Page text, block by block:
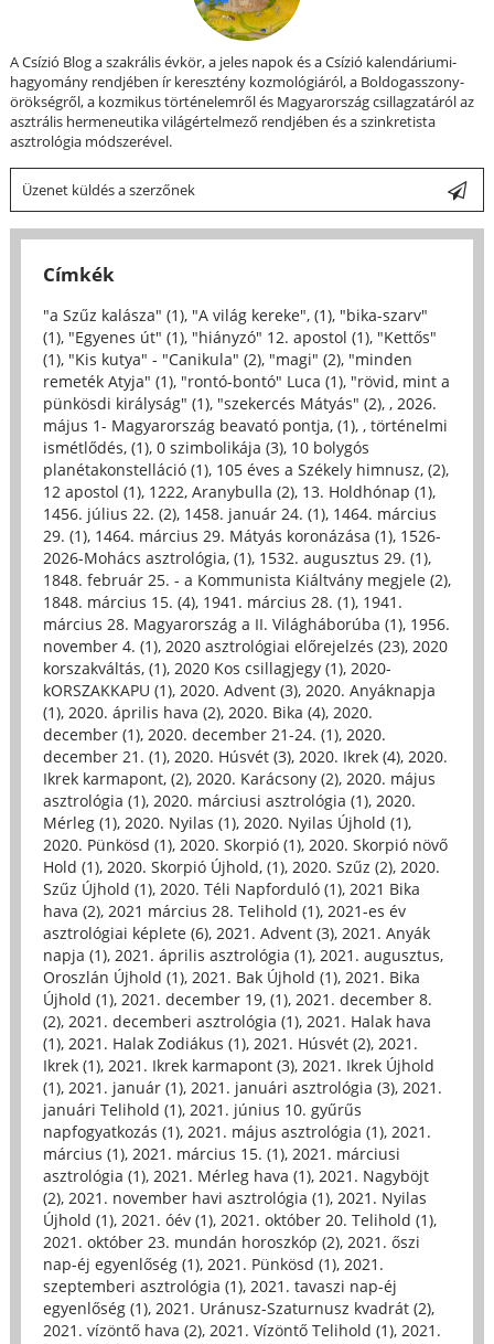
A Csízió Blog a szakrális évkör, a jeles napok és a Csízió kalendáriumi-
hagyomány rendjében ír keresztény kozmológiáról, a Boldogasszony-
örökségről, a kozmikus történelemről és Magyarország csillagzatáról az
asztrális hermeneutika világértelmező rendjében és a szinkretista
asztrológia módszerével.
Üzenet küldés a szerzőnek
Címkék
"a Szűz kalásza" (1), "A világ kereke", (1), "bika-szarv"
(1), "Egyenes út" (1), "hiányzó" 12. apostol (1), "Kettős"
(1), "Kis kutya" - "Canikula" (2), "magi" (2), "minden
remeték Atyja" (1), "rontó-bontó" Luca (1), "rövid, mint a
pünkösdi királyság" (1), "szekercés Mátyás" (2), , 2026.
május 1- Magyarország beavató pontja, (1), , történelmi
ismétlődés, (1), 0 szimbolikája (3), 10 bolygós
planétakonstelláció (1), 105 éves a Székely himnusz, (2),
12 apostol (1), 1222, Aranybulla (2), 13. Holdhónap (1),
1456. július 22. (2), 1458. január 24. (1), 1464. március
29. (1), 1464. március 29. Mátyás koronázása (1), 1526-
2026-Mohács asztrológia, (1), 1532. augusztus 29. (1),
1848. február 25. - a Kommunista Kiáltvány megjele (2),
1848. március 15. (4), 1941. március 28. (1), 1941.
március 28. Magyarország a II. Világháborúba (1), 1956.
november 4. (1), 2020 asztrológiai előrejelzés (23), 2020
korszakváltás, (1), 2020 Kos csillagjegy (1), 2020-
kORSZAKKAPU (1), 2020. Advent (3), 2020. Anyáknapja
(1), 2020. április hava (2), 2020. Bika (4), 2020.
december (1), 2020. december 21-24. (1), 2020.
december 21. (1), 2020. Húsvét (3), 2020. Ikrek (4), 2020.
Ikrek karmapont, (2), 2020. Karácsony (2), 2020. május
asztrológia (1), 2020. márciusi asztrológia (1), 2020.
Mérleg (1), 2020. Nyilas (1), 2020. Nyilas Újhold (1),
2020. Pünkösd (1), 2020. Skorpió (1), 2020. Skorpió növő
Hold (1), 2020. Skorpió Újhold, (1), 2020. Szűz (2), 2020.
Szűz Újhold (1), 2020. Téli Napforduló (1), 2021 Bika
hava (2), 2021 március 28. Telihold (1), 2021-es év
asztrológiai képlete (6), 2021. Advent (3), 2021. Anyák
napja (1), 2021. április asztrológia (1), 2021. augusztus,
Oroszlán Újhold (1), 2021. Bak Újhold (1), 2021. Bika
Újhold (1), 2021. december 19, (1), 2021. december 8.
(2), 2021. decemberi asztrológia (1), 2021. Halak hava
(1), 2021. Halak Zodiákus (1), 2021. Húsvét (2), 2021.
Ikrek (1), 2021. Ikrek karmapont (3), 2021. Ikrek Újhold
(1), 2021. január (1), 2021. januári asztrológia (3), 2021.
januári Telihold (1), 2021. június 10. gyűrűs
napfogyatkozás (1), 2021. május asztrológia (1), 2021.
március (1), 2021. március 15. (1), 2021. márciusi
asztrológia (1), 2021. Mérleg hava (1), 2021. Nagyböjt
(2), 2021. november havi asztrológia (1), 2021. Nyilas
Újhold (1), 2021. óév (1), 2021. október 20. Telihold (1),
2021. október 23. mundán horoszkóp (2), 2021. őszi
nap-éj egyenlőség (1), 2021. Pünkösd (1), 2021.
szeptemberi asztrológia (1), 2021. tavaszi nap-éj
egyenlőség (1), 2021. Uránusz-Szaturnusz kvadrát (2),
2021. vízöntő hava (2), 2021. Vízöntő Telihold (1), 2021.